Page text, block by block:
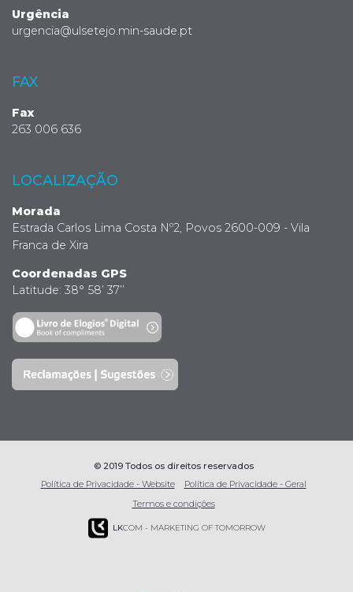
Urgência
urgencia@ulsetejo.min-saude.pt
FAX
Fax
263 006 636
LOCALIZAÇÃO
Morada
Estrada Carlos Lima Costa Nº2, Povos 2600-009 - Vila
Franca de Xira
Coordenadas GPS
Latitude: 38° 58’ 37’’
© 2019 Todos os direitos reservados
Política de Privacidade - Website
Política de Privacidade - Geral
Termos e condições
LKCOM - MARKETING OF TOMORROW